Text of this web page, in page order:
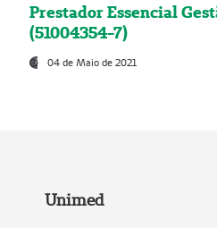
Prestador Essencial
(51004354-7)
04 de Maio de 2021
Unimed